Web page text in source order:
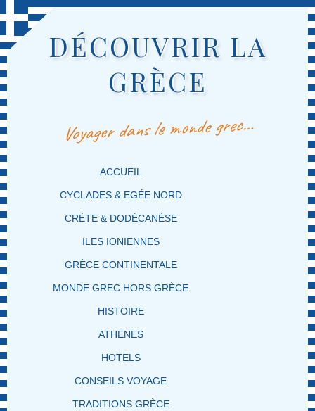
DÉCOUVRIR LA
GRÈCE
Voyager dans le monde grec…
MENU PRINCIPAL
MASQUER LA NAVIGATION PRINCIPALE
MASQUER LA NAVIGATION SECONDAIRE
ACCUEIL
CYCLADES & EGÉE NORD
CRÈTE & DODÉCANÈSE
ILES IONIENNES
GRÈCE CONTINENTALE
MONDE GREC HORS GRÈCE
HISTOIRE
ATHENES
HOTELS
CONSEILS VOYAGE
TRADITIONS GRÈCE